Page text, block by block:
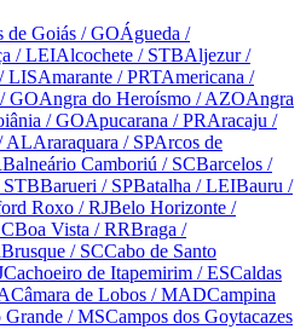
de Goiás / GOÁgueda /
/ LEIAlcochete / STBAljezur/
/ LISAmarante / PRTAmericana /
/ GOAngra do Heroísmo / AZOAngra
/ GOApucarana / PRAracaju /
ALAraraquara / SPArcos de
Balneário Camboriú / SCBarcelos /
STBBarueri / SPBatalha / LEIBauru /
Roxo / RJBelo Horizonte /
Boa Vista / RRBraga /
Brusque / SCCabo de Santo
Cachoeiro de Itapemirim / ESCaldas
Câmara de Lobos / MADCampina
Grande / MSCampos dos Goytacazes